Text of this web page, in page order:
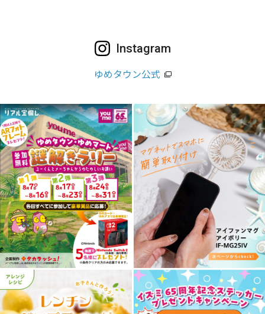
Instagram
ゆめタウン公式